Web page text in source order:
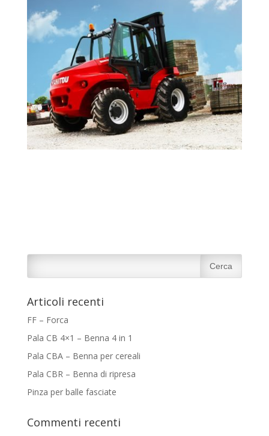
Articoli recenti
FF – Forca
Pala CB 4×1 – Benna 4 in 1
Pala CBA – Benna per cereali
Pala CBR – Benna di ripresa
Pinza per balle fasciate
Commenti recenti